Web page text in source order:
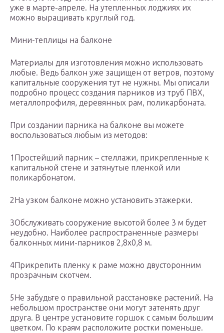
уже в марте-апреле. На утепленных лоджиях их
можно выращивать круглый год.
Мини-теплицы на балконе
Материалы для изготовления можно использовать
любые. Ведь балкон уже защищен от ветров, поэтому
капитальные сооружения тут не нужны. Мы описали
подробно процесс создания парников из труб ПВХ,
металлопрофиля, деревянных рам, поликарбоната.
При создании парника на балконе вы можете
воспользоваться любым из методов:
1Простейший парник – стеллажи, прикрепленные к
капитальной стене и затянутые пленкой или
поликарбонатом.
2На узком балконе можно установить этажерки.
3Обслуживать сооружение высотой более 3 м будет
неудобно. Наиболее распространенные размеры
балконных мини-парников 2,8х0,8 м.
4Прикрепить пленку к раме можно двусторонним
прозрачным скотчем.
5Не забудьте о правильной расстановке растений. На
небольшом пространстве они могут затенять друг
друга. В центре установите горшок с самым большим
цветком. По краям расположите ростки поменьше.